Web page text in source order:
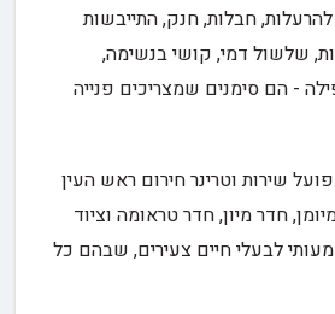
להרעלות, חבלות, חנק, התייבשות
שלשול דמי, קושי בנשימה,
- הם סימנים שמצריכים פנייה
שירות וטרינר חירום ראש העין
מיומן, חדר מיון, חדר טראומה וציוד
לבעלי חיים צעירים, שבהם כל